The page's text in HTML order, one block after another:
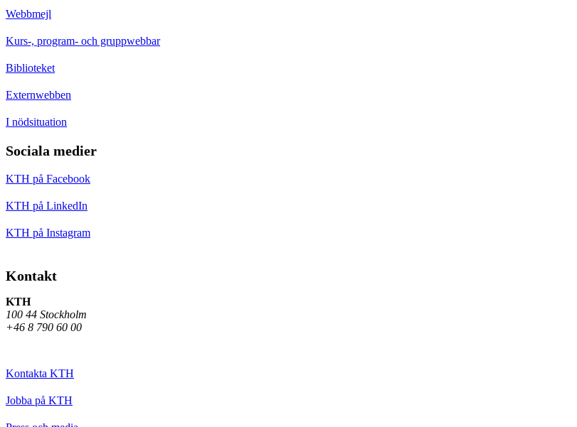
Webbmejl
Kurs-, program- och gruppwebbar
Biblioteket
Externwebben
I nödsituation
Sociala medier
KTH på Facebook
KTH på LinkedIn
KTH på Instagram
Kontakt
KTH
100 44 Stockholm
+46 8 790 60 00
Kontakta KTH
Jobba på KTH